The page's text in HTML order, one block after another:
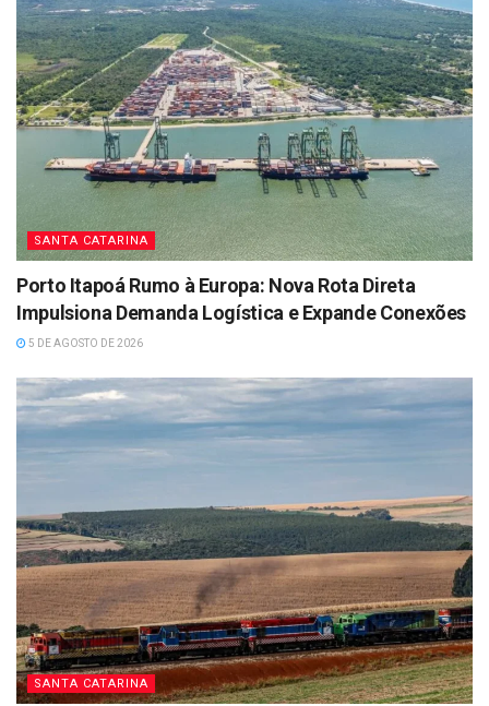
SANTA CATARINA
Porto Itapoá Rumo à Europa: Nova Rota Direta
Impulsiona Demanda Logística e Expande Conexões
5 DE AGOSTO DE 2026
SANTA CATARINA